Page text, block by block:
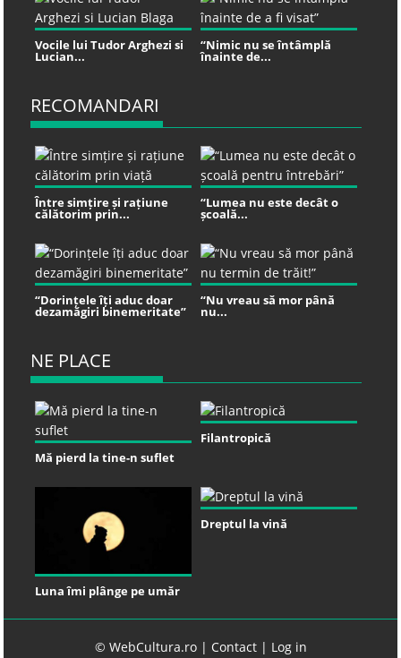
Vocile lui Tudor Arghezi si
Lucian...
“Nimic nu se întâmplă
înainte de...
RECOMANDARI
Între simțire și rațiune
călătorim prin...
“Lumea nu este decât o
școală...
“Dorințele îți aduc doar
dezamăgiri binemeritate”
“Nu vreau să mor până
nu...
NE PLACE
Mă pierd la tine-n suflet
Filantropică
Luna îmi plânge pe umăr
Dreptul la vină
© WebCultura.ro | Contact| Log in